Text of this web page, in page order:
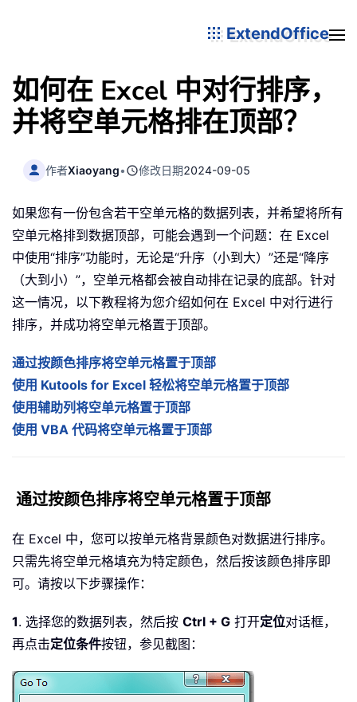
ExtendOffice
如何在 Excel 中对行排序，
并将空单元格排在顶部？
作者Xiaoyang• 修改日期2024-09-05
如果您有一份包含若干空单元格的数据列表，并希望将所有
空单元格排到数据顶部，可能会遇到一个问题：在 Excel
中使用“排序”功能时，无论是“升序（小到大）”还是“降序
（大到小）”，空单元格都会被自动排在记录的底部。针对
这一情况，以下教程将为您介绍如何在 Excel 中对行进行
排序，并成功将空单元格置于顶部。
通过按颜色排序将空单元格置于顶部
使用 Kutools for Excel 轻松将空单元格置于顶部
使用辅助列将空单元格置于顶部
使用 VBA 代码将空单元格置于顶部
通过按颜色排序将空单元格置于顶部
在 Excel 中，您可以按单元格背景颜色对数据进行排序。
只需先将空单元格填充为特定颜色，然后按该颜色排序即
可。请按以下步骤操作：
1. 选择您的数据列表，然后按 Ctrl + G 打开定位对话框，
再点击定位条件按钮，参见截图：